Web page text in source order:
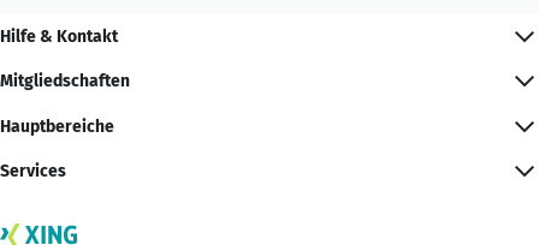
Hilfe & Kontakt
Mitgliedschaften
Hauptbereiche
Services